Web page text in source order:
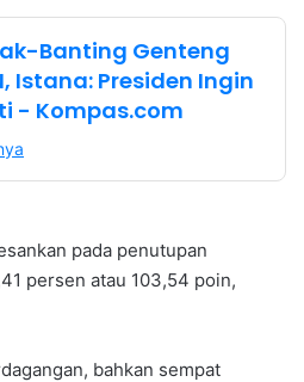
Banting Genteng
Istana: Presiden Ingin
- Kompas.com
pada penutupan
persen atau 103,54 poin,
bahkan sempat